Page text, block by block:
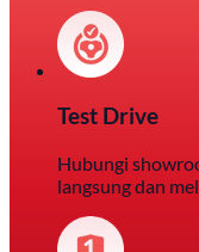
Test Drive
Hubungi
langsung dan